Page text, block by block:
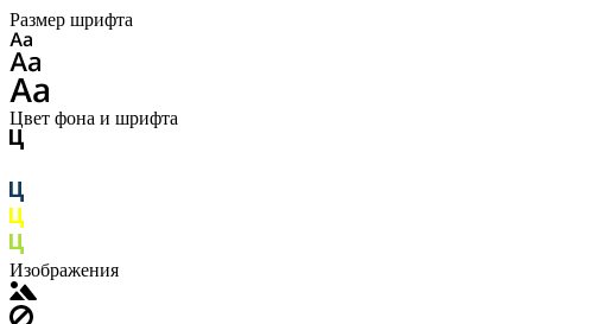
Размер шрифта
Цвет фона и шрифта
Изображения